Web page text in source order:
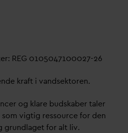
REG 0105047100027-26
kraft i vandsektoren.
og klare budskaber taler
som vigtig ressource for den
grundlaget for alt liv.